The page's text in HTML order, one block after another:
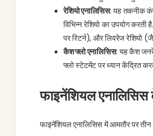
रेशियो एनालिसिस: यह तकनीक
विभिन्न रेशियो का उपयोग
पर रिटर्न), और लिवरेज रेशियो
कैश फ्लो एनालिसिस: यह कैश
फ्लो स्टेटमेंट पर ध्यान केंद्रित
फाइनेंशियल
फाइनेंशियल एनालिसिस में आमतौर पर